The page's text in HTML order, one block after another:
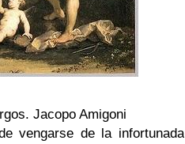
Jacopo Amigoni
vengarse de la infortunada